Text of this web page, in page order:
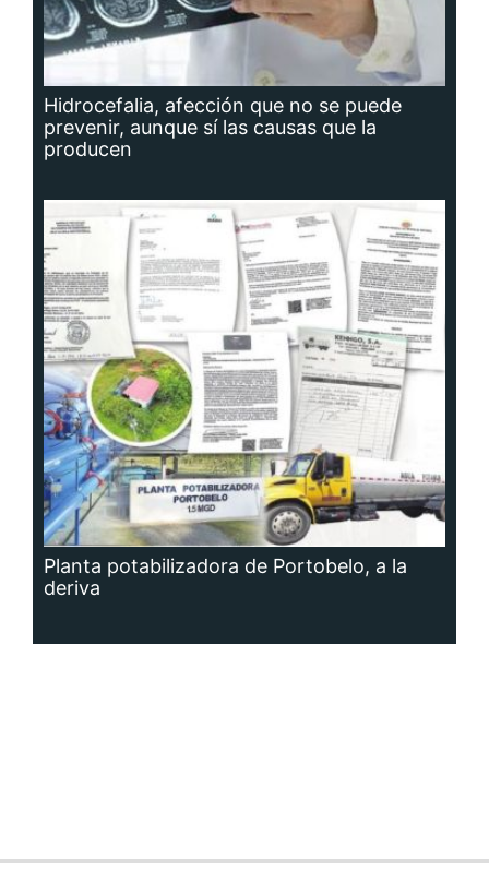
Hidrocefalia, afección que no se puede
prevenir, aunque sí las causas que la
producen
Planta potabilizadora de Portobelo, a la
deriva